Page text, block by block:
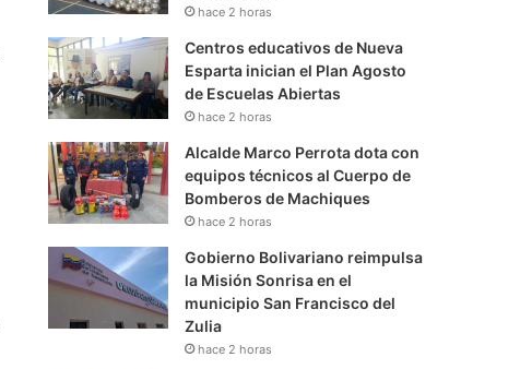
hace 2 horas
Centros educativos de Nueva
Esparta inician el Plan Agosto
de Escuelas Abiertas
hace 2 horas
Alcalde Marco Perrota dota con
equipos técnicos al Cuerpo de
Bomberos de Machiques
hace 2 horas
Gobierno Bolivariano reimpulsa
la Misión Sonrisa en el
municipio San Francisco del
Zulia
hace 2 horas